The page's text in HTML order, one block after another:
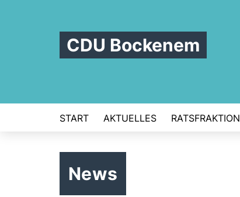
CDU Bockenem
START AKTUELLES RATSFRAKTION
News